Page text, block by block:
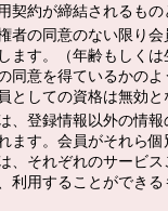
契約が締結されるもの
者の同意のない限り
ます。（年齢もしくは
同意を得ているかのよ
としての資格は無効と
、登録情報以外の情
ます。会員がそれら個
、それぞれのサービ
利用することができる